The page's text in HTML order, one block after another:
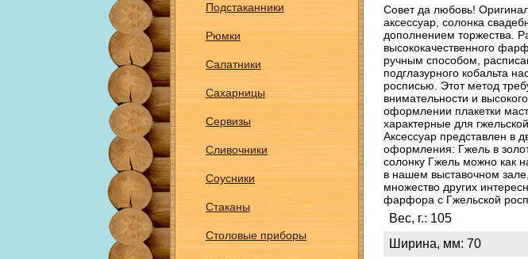
Подстаканники
Рюмки
Салатники
Сахарницы
Сервизы
Сливочники
Соусники
Стаканы
Столовые приборы
Совет да любовь!
аксессуар, солонка
дополнением торжества.
высококачественного
ручным способом,
подглазурного кобальта
росписью. Этот метод
внимательности и
оформлении плакетки
характерные для
Аксессуар представлен в
оформления: Гжель в
солонку Гжель можно как
в нашем выставочном
множество других
фарфора с Гжельской
Вес, г.: 105
Ширина, мм: 70